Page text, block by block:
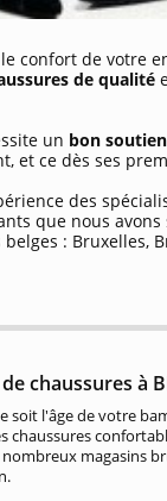
confort de votre
de qualité
un bon soutien
et ce dès ses
des
que nous avons
: Bruxelles,
chaussures à
soit l'âge de votre
chaussures
magasins